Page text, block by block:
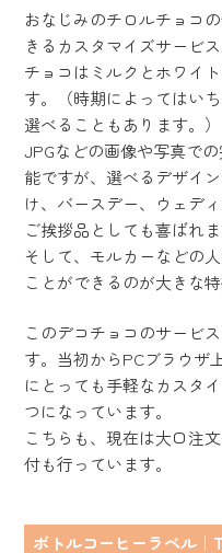
おなじみのチロルチョコ
きるカスタマイズサービス
チョコはミルクとホワイ
す。（時期によってはい
選べることもあります。）
JPGなどの画像や写真で
能ですが、選べるデザイ
け、バースデー、ウェデ
ご挨拶品としても喜ばれま
そして、モルカーなどの
ことができるのが大きな特
このデコチョコのサービ
す。当初からPCブラウザ
にとっても手軽なカスタ
つになっています。
こちらも、現在は大口注
付も行っています。
ボトルコーヒーラベル｜